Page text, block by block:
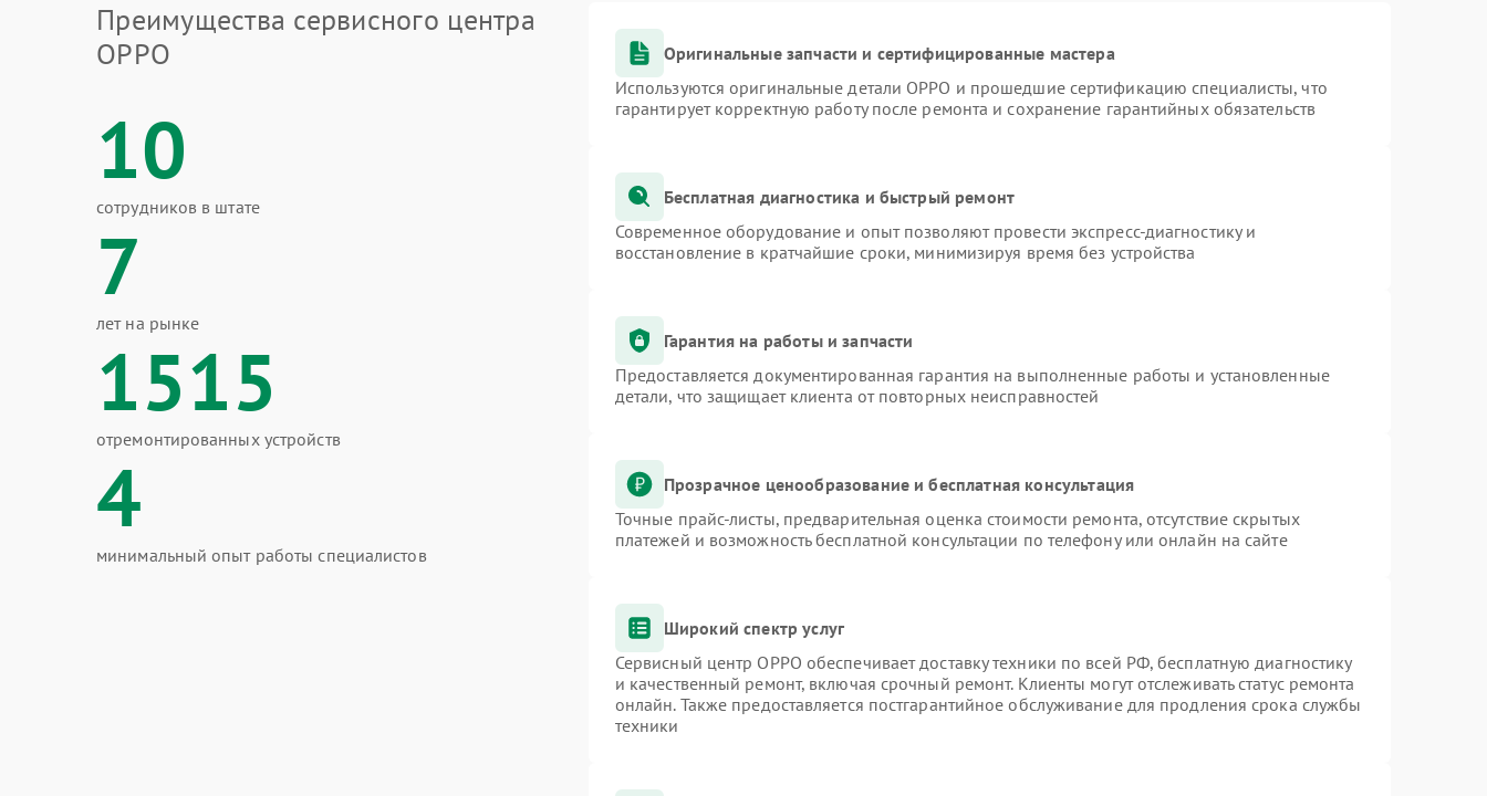
Преимущества сервисного центра
OPPO
10
сотрудников в штате
7
лет на рынке
1515
отремонтированных устройств
4
минимальный опыт работы специалистов
Оригинальные запчасти и сертифицированные мастера
Используются оригинальные детали OPPO и прошедшие сертификацию специалисты, что
гарантирует корректную работу после ремонта и сохранение гарантийных обязательств
Бесплатная диагностика и быстрый ремонт
Современное оборудование и опыт позволяют провести экспресс-диагностику и
восстановление в кратчайшие сроки, минимизируя время без устройства
Гарантия на работы и запчасти
Предоставляется документированная гарантия на выполненные работы и установленные
детали, что защищает клиента от повторных неисправностей
Прозрачное ценообразование и бесплатная консультация
Точные прайс-листы, предварительная оценка стоимости ремонта, отсутствие скрытых
платежей и возможность бесплатной консультации по телефону или онлайн на сайте
Широкий спектр услуг
Сервисный центр OPPO обеспечивает доставку техники по всей РФ, бесплатную диагностику
и качественный ремонт, включая срочный ремонт. Клиенты могут отслеживать статус ремонта
онлайн. Также предоставляется постгарантийное обслуживание для продления срока службы
техники